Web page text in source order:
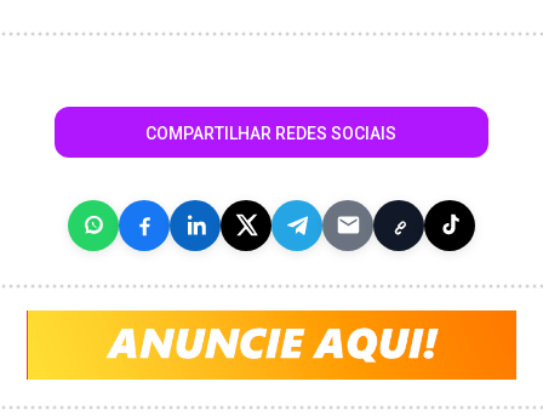
COMPARTILHAR REDES SOCIAIS